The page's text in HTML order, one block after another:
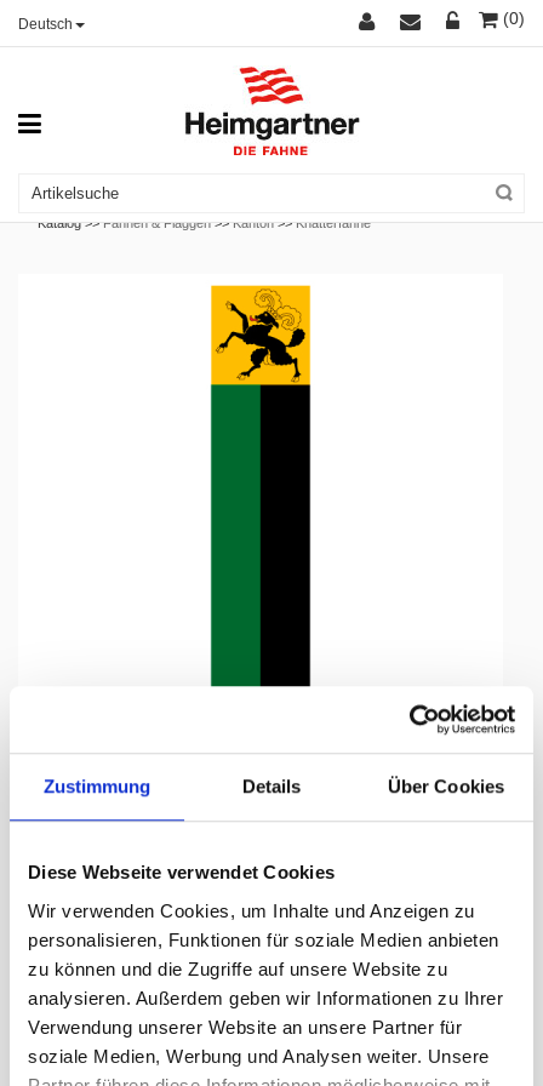
Zustimmung Details Über Cookies
Diese Webseite verwendet Cookies
Wir verwenden Cookies, um Inhalte und Anzeigen zu
personalisieren, Funktionen für soziale Medien anbieten
zu können und die Zugriffe auf unsere Website zu
analysieren. Außerdem geben wir Informationen zu Ihrer
Verwendung unserer Website an unsere Partner für
soziale Medien, Werbung und Analysen weiter. Unsere
Deutsch (0)
Katalog >>Fahnen & Flaggen >>Kanton >>Knatterfahne
Knatterfahne, Kanton bedruckt
Schaffhausen, 100 x 600 cm
321.10 CHF